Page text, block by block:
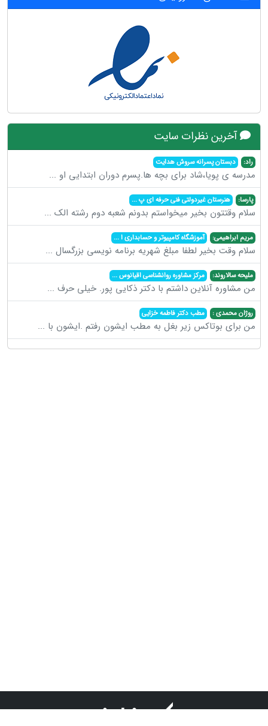
آخرین نظرات سایت
راد: دبستان پسرانه سروش هدایت
مدرسه ی پویا،شاد برای بچه ها.پسرم دوران ابتدایی او ...
پارسا: هنرستان غیردولتی فنی حرفه ای پ...
سلام وقتتون بخیر میخواستم بدونم شعبه دوم رشته الک ...
مریم ابراهیمی: آموزشگاه کامپیوتر و حسابداری ا...
سلام وقت بخیر لطفا مبلغ شهریه برنامه نویسی بزرگسال ...
ملیحه سالاروند: مرکز مشاوره روانشناسی اقیانوس...
من مشاوره آنلاین داشتم با دکتر ذکایی پور. خیلی حرف ...
روژان محمدی : مطب دکتر فاطمه خزایی
من برای بوتاکس زیر بغل به مطب ایشون رفتم .ایشون با ...